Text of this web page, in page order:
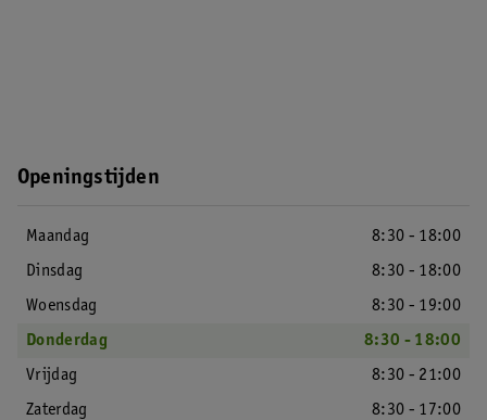
Openingstijden
Maandag
8:30 - 18:00
Dinsdag
8:30 - 18:00
Woensdag
8:30 - 19:00
Donderdag
8:30 - 18:00
Vrijdag
8:30 - 21:00
Zaterdag
8:30 - 17:00